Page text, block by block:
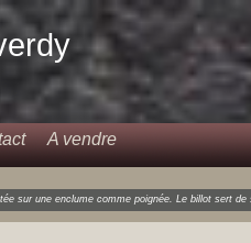
A vendre
sur une enclume comme poignée. Le billot sert